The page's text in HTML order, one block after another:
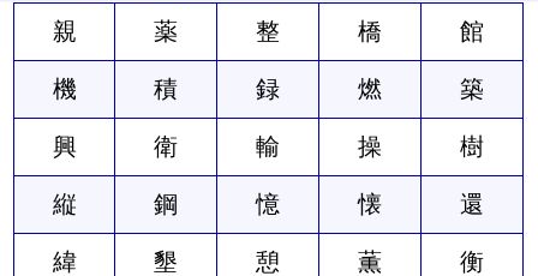
親 薬 整 橋 館
機 積 録 燃 築
興 衛 輸 操 樹
縦 鋼 憶 懐 還
緯 墾 憩 薫 衡